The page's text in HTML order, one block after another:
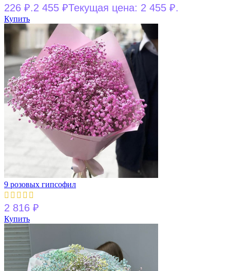
226 ₽.2 455 ₽Текущая цена: 2 455 ₽.
Купить
9 розовых гипсофил
2 816 ₽
Купить